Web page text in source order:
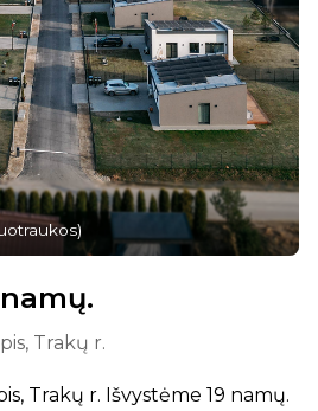
)
Trakų r.
Trakų r. Išvystėme 19 namų.